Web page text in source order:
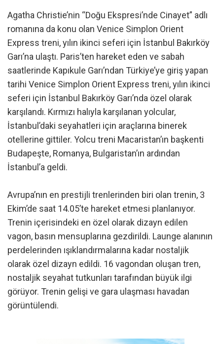
Agatha Christie’nin “Doğu Ekspresi’nde Cinayet” adlı
romanına da konu olan Venice Simplon Orient
Express treni, yılın ikinci seferi için İstanbul Bakırköy
Garı’na ulaştı. Paris’ten hareket eden ve sabah
saatlerinde Kapıkule Garı’ndan Türkiye’ye giriş yapan
tarihi Venice Simplon Orient Express treni, yılın ikinci
seferi için İstanbul Bakırköy Garı’nda özel olarak
karşılandı. Kırmızı halıyla karşılanan yolcular,
İstanbul’daki seyahatleri için araçlarına binerek
otellerine gittiler. Yolcu treni Macaristan’ın başkenti
Budapeşte, Romanya, Bulgaristan’ın ardından
İstanbul’a geldi.
Avrupa’nın en prestijli trenlerinden biri olan trenin, 3
Ekim’de saat 14.05’te hareket etmesi planlanıyor.
Trenin içerisindeki en özel olarak dizayn edilen
vagon, basın mensuplarına gezdirildi. Launge alanının
perdelerinden ışıklandırmalarına kadar nostaljik
olarak özel dizayn edildi. 16 vagondan oluşan tren,
nostaljik seyahat tutkunları tarafından büyük ilgi
görüyor. Trenin gelişi ve gara ulaşması havadan
görüntülendi.